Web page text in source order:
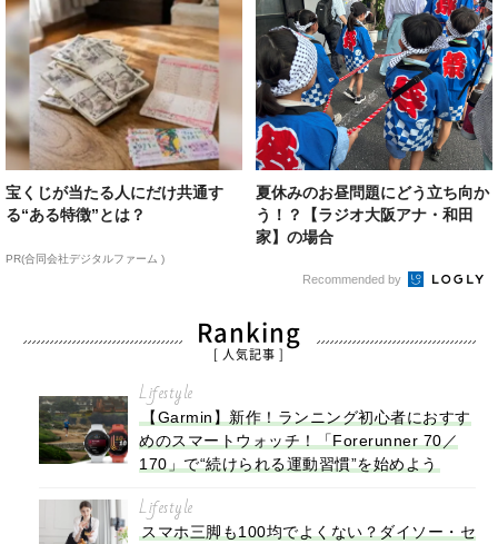
宝くじが当たる人にだけ共通す
る“ある特徴”とは？
PR(合同会社デジタルファーム )
夏休みのお昼問題にどう立ち向か
う！？【ラジオ大阪アナ・和田
家】の場合
Recommended by
Ranking
[ 人気記事 ]
Lifestyle
【Garmin】新作！ランニング初心者におすす
めのスマートウォッチ！「Forerunner 70／
170」で“続けられる運動習慣”を始めよう
Lifestyle
スマホ三脚も100均でよくない？ダイソー・セ